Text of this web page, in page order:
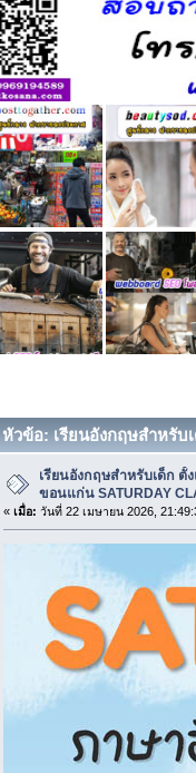
หัวข้อ: เรียนอังกฤษสำหรับ
เรียนอังกฤษสำหรับเด็ก
ขอนแก่น SATURDAY
« เมื่อ: วันที่ 22 เมษายน 2026,